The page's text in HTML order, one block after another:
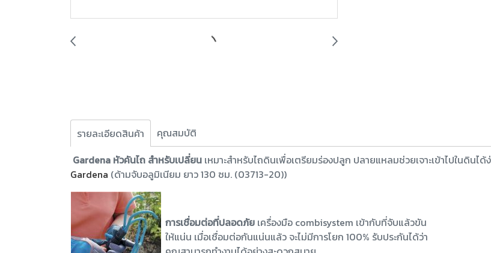
รายละเอียดสินค้า
คุณสมบัติ
Gardena หัวคันไถ สําหรับเปลี่ยน เหมาะสำหรับไถดินเพื่อเตรียมร่องปลูก ปลายแหลมช่วยเจาะเข้าไปในดินได้
Gardena (ด้ามจับอลูมิเนียม ยาว 130 ซม. (03713-20))
การเชื่อมต่อที่ปลอดภัย เครื่องมือ combisystem เข้ากับที่จับแล้วขัน
ให้แน่น เมื่อเชื่อมต่อกันแน่นแล้ว จะไม่มีการโยก 100% รับประกันได้ว่า